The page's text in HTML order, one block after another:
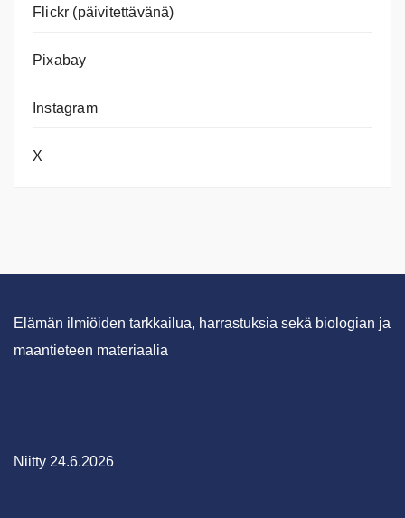
Flickr (päivitettävänä)
Pixabay
Instagram
X
Elämän ilmiöiden tarkkailua, harrastuksia sekä biologian ja
maantieteen materiaalia
Niitty 24.6.2026